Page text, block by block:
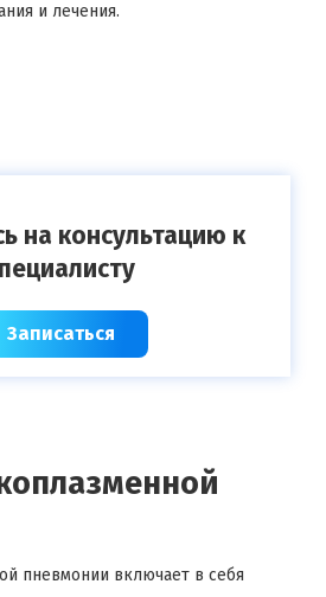
и лечения.
на консультацию к
Записаться
пневмонии включает в себя